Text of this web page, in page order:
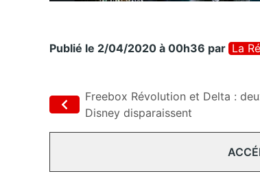
Publié le 2/04/2020 à 00h36 par La
Freebox Révolution et Delta :
Disney disparaissent